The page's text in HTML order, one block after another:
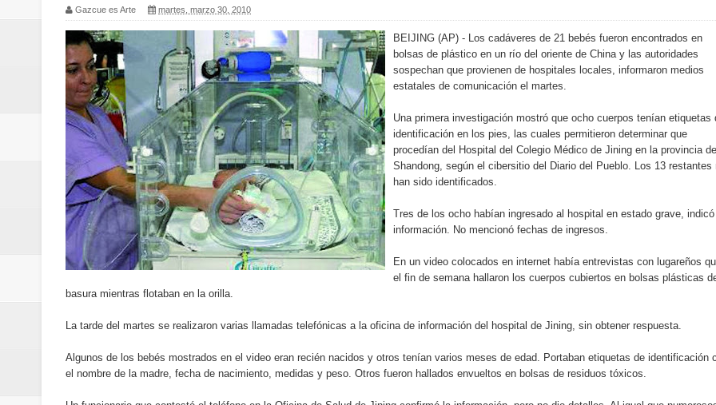
Juan Luis Guerra se acompaña del coro “Más que Vencedores” y nos regala el “Canto a la
de los Centroamericanos y del Caribe
Oscar Abreu cuestiona la interrupción del Premio Nacional de Artes Visuales
Embajada dominicana en Francia y Banreservas lanzan convocatoria para residencias artísticas
Pavel Núñez y su Bipolarband deslumbran con una noche de fusiones e invitados de lujo en el
Banreservas y Banco Popular abordan retos y oportunidades del sistema financiero nacional
“Los Rechazados 2” llega a los cines impulsada por la franquicia dominicana más taquillera del
Designan a Angelina Biviana Riveiro como vicepresidenta ejecutiva de Fiduciaria Reservas
Sexappeal celebra 25 años de trayectoria artística con nuevo álbum, renovación de su equipo y
Gazcue es Arte martes, marzo 30, 2010
BEIJING (AP) - Los cadáveres de 21 bebés fueron encontrados en
bolsas de plástico en un río del oriente de China y las autoridades
sospechan que provienen de hospitales locales, informaron medios
estatales de comunicación el martes.
Una primera investigación mostró que ocho cuerpos tenían etiquetas
identificación en los pies, las cuales permitieron determinar que
procedían del Hospital del Colegio Médico de Jining en la provincia de
Shandong, según el cibersitio del Diario del Pueblo. Los 13 restantes
han sido identificados.
Tres de los ocho habían ingresado al hospital en estado grave,
información. No mencionó fechas de ingresos.
En un video colocados en internet había entrevistas con lugareños
el fin de semana hallaron los cuerpos cubiertos en bolsas plásticas
basura mientras flotaban en la orilla.
La tarde del martes se realizaron varias llamadas telefónicas a la oficina de información del hospital de Jining, sin obtener respuesta.
Algunos de los bebés mostrados en el video eran recién nacidos y otros tenían varios meses de edad. Portaban etiquetas de identificación
el nombre de la madre, fecha de nacimiento, medidas y peso. Otros fueron hallados envueltos en bolsas de residuos tóxicos.